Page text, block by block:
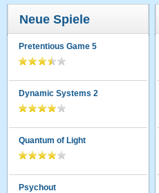
Neue Spiele
Pretentious Game 5
Dynamic Systems 2
Quantum of Light
Psychout